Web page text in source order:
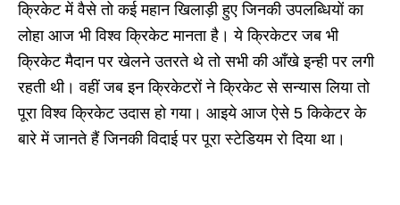
क्रिकेट में वैसे तो कई महान खिलाड़ी हुए जिनकी उपलब्धियों का
लोहा आज भी विश्व क्रिकेट मानता है। ये क्रिकेटर जब भी
क्रिकेट मैदान पर खेलने उतरते थे तो सभी की आँखे इन्ही पर लगी
रहती थी। वहीं जब इन क्रिकेटरों ने क्रिकेट से सन्यास लिया तो
पूरा विश्व क्रिकेट उदास हो गया। आइये आज ऐसे 5 किकेटर के
बारे में जानते हैं जिनकी विदाई पर पूरा स्टेडियम रो दिया था।